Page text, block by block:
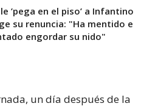
’pega en el piso’ a Infantino
su renuncia: "Ha mentido e
engordar su nido"
un día después de la